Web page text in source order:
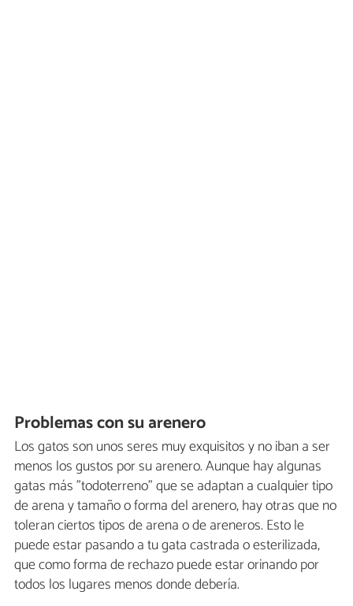
Problemas con su arenero
Los gatos son unos seres muy exquisitos y no iban a ser
menos los gustos por su arenero. Aunque hay algunas
gatas más "todoterreno" que se adaptan a cualquier tipo
de arena y tamaño o forma del arenero, hay otras que no
toleran ciertos tipos de arena o de areneros. Esto le
puede estar pasando a tu gata castrada o esterilizada,
que como forma de rechazo puede estar orinando por
todos los lugares menos donde debería.